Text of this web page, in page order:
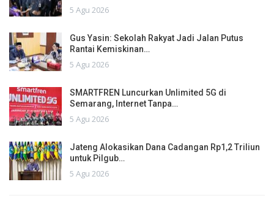
5 Agu 2026
Gus Yasin: Sekolah Rakyat Jadi Jalan Putus
Rantai Kemiskinan…
5 Agu 2026
SMARTFREN Luncurkan Unlimited 5G di
Semarang, Internet Tanpa…
5 Agu 2026
Jateng Alokasikan Dana Cadangan Rp1,2 Triliun
untuk Pilgub…
5 Agu 2026